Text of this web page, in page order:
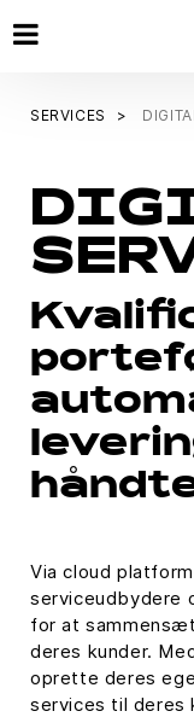
SERVICES
Via cloud
serviceudbydere
for at
deres kunder.
oprette deres
services til deres